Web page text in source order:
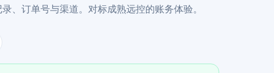
、订单号与渠道。对标成熟远控的账务体验。